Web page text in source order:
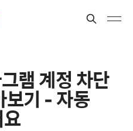
램 계정 차단
보기 - 자동